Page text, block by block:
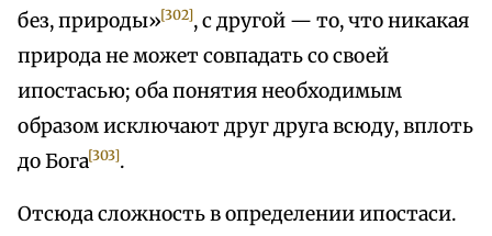
без, природы»[302], с другой — то, что никакая
природа не может совпадать со своей
ипостасью; оба понятия необходимым
образом исключают друг друга всюду, вплоть
до Бога[303].
Отсюда сложность в определении ипостаси.